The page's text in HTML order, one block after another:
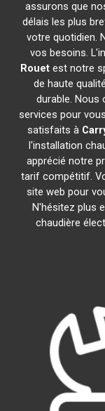
assurons que
délais les plus
votre quotidien.
vos besoins.
Rouetest notre
de haute
durable. Nous
services pour
satisfaits à
l'installation
apprécié notre
tarif compétitif.
site web pour
N'hésitez plus
chaudière